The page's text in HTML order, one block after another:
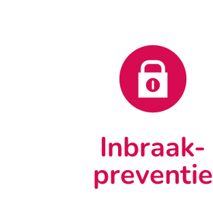
Inbraak-
preventie